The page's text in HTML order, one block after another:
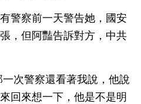
警察前一天警告她，國安
，但阿豔告訴對方，中共
次警察還看著我說，他說
回來想一下，他是不是明